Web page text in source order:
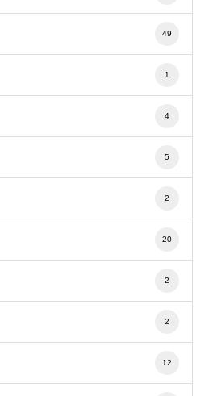
49
1
4
5
2
20
2
2
12